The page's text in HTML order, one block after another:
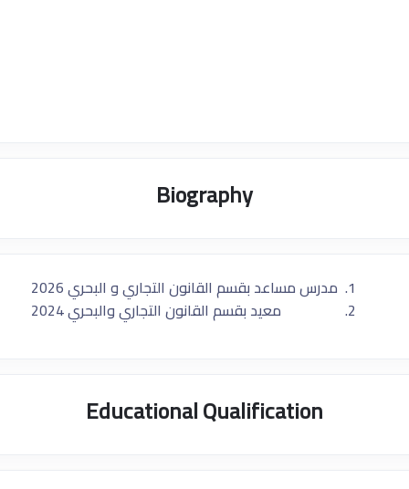
Biography
​ مدرس مساعد بقسم القانون التجاري و البحري 2026
معيد بقسم القانون التجاري والبحري 2024
Educational Qualification